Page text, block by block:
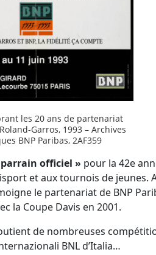
les 20 ans de partenariat
Garros, 1993 – Archives
BNP Paribas, 2AF359
officiel » pour la 42e
et aux tournois de
le partenariat de BNP
la Coupe Davis en 2001.
de nombreuses
BNL d’Italia…